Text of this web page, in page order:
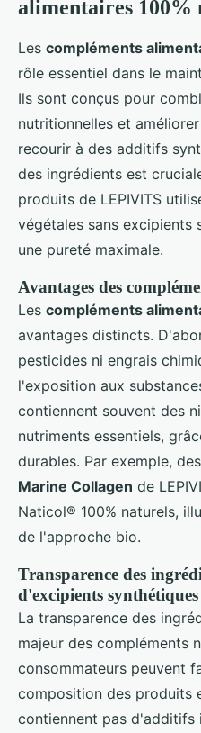
alimentaires 100%
Les compléments
rôle essentiel dans le
Ils sont conçus pour
nutritionnelles et
recourir à des additifs
des ingrédients est
produits de LEPIVITS
végétales sans excipients
une pureté maximale.
Avantages des
Les compléments
avantages distincts.
pesticides ni engrais
l'exposition aux
contiennent souvent des
nutriments essentiels,
durables. Par exemple,
Marine Collagen de
Naticol® 100% naturels,
de l'approche bio.
Transparence des
d'excipients synthétiques
La transparence des
majeur des compléments
consommateurs peuvent
composition des produits
contiennent pas d'additifs